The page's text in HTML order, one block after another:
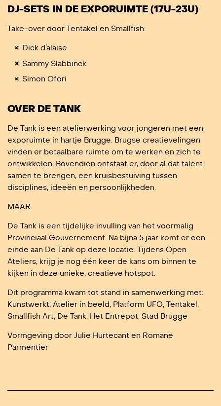
DJ-SETS IN DE EXPORUIMTE (17U-23U)
Take-over door Tentakel en Smallfish:
Dick d’alaise
Sammy Slabbinck
Simon Ofori
OVER DE TANK
De Tank is een atelierwerking voor jongeren met een
exporuimte in hartje Brugge. Brugse creatievelingen
vinden er betaalbare ruimte om te werken en zich te
ontwikkelen. Bovendien ontstaat er, door al dat talent
samen te brengen, een kruisbestuiving tussen
disciplines, ideeën en persoonlijkheden.
MAAR.
De Tank is een tijdelijke invulling van het voormalig
Provinciaal Gouvernement. Na bijna 5 jaar komt er een
einde aan De Tank op deze locatie. Tijdens Open
Ateliers, krijg je nog één keer de kans om binnen te
kijken in deze unieke, creatieve hotspot.
Dit pro­gram­ma kwam tot stand in samen­wer­king met:
Kunstwerkt, Atelier in beeld, Platform UFO, Tentakel,
Smallfish Art, De Tank, Het Entrepot, Stad Brugge
Vormgeving door Julie Hurtecant en Romane
Parmentier